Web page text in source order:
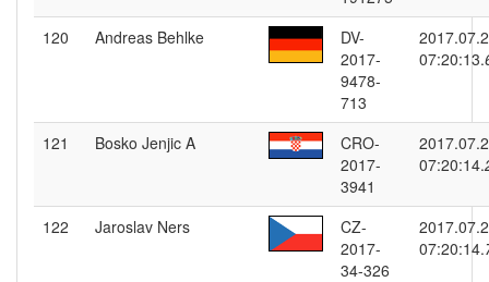
120 Andreas Behlke
DV-
2017-
9478-
713
07:20:13.
121 Bosko Jenjic A
CRO-
2017-
3941
07:20:14.
122 Jaroslav Ners
CZ-
2017-
34-326
07:20:14.